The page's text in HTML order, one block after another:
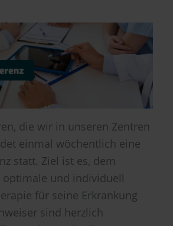
die wir in unseren Zentren
einmal wöchentlich eine
statt. Ziel ist es, dem
optimale und individuell
für seine Erkrankung
sind herzlich